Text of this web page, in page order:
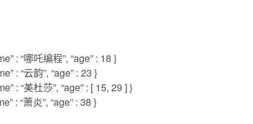
: “哪吒编程”, “age” : 18 }
: “云韵”, “age” : 23 }
: “美杜莎”, “age” : [ 15, 29 ] }
: “萧炎”, “age” : 38 }